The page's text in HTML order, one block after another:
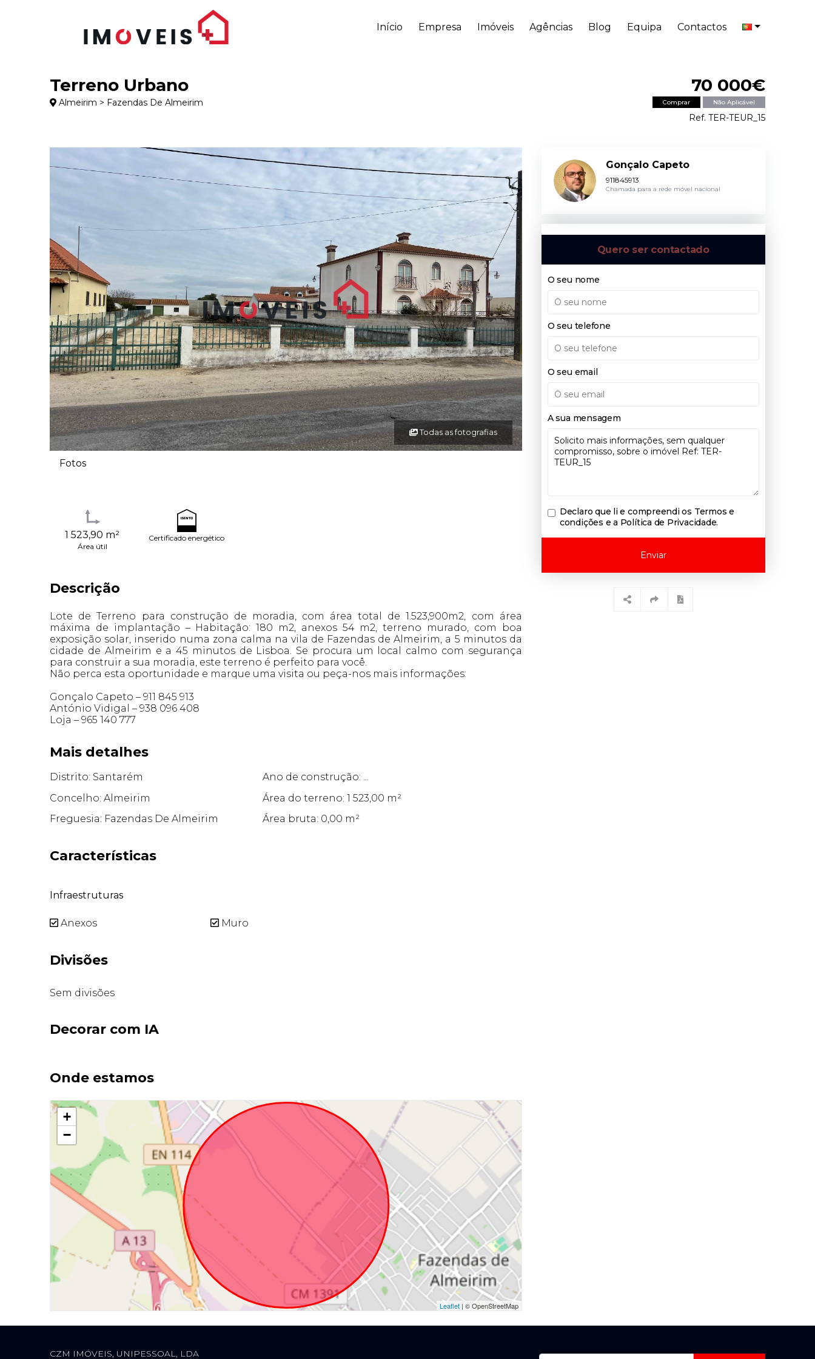
Início Empresa Imóveis Agências Blog Equipa Contactos
Terreno Urbano
Almeirim > Fazendas De Almeirim
70 000€
Comprar Não Aplicável
Ref. TER-TEUR_15
Todas as fotografias
Fotos
1 523,90 m²
Área útil
Certificado energético
Descrição
Lote de Terreno para construção de moradia, com área total de 1.523,900m2, com área
máxima de implantação – Habitação: 180 m2, anexos 54 m2, terreno murado, com boa
exposição solar, inserido numa zona calma na vila de Fazendas de Almeirim, a 5 minutos da
cidade de Almeirim e a 45 minutos de Lisboa. Se procura um local calmo com segurança
para construir a sua moradia, este terreno é perfeito para você.
Não perca esta oportunidade e marque uma visita ou peça-nos mais informações:
Gonçalo Capeto – 911 845 913
António Vidigal – 938 096 408
Loja – 965 140 777
Mais detalhes
Distrito: Santarém
Ano de construção: ...
Concelho: Almeirim
Área do terreno: 1 523,00 m²
Freguesia: Fazendas De Almeirim
Área bruta: 0,00 m²
Características
Infraestruturas
Anexos Muro
Divisões
Sem divisões
Decorar com IA
Onde estamos
+
−
Leaflet| © OpenStreetMap
Gonçalo Capeto
911845913
Chamada para a rede móvel nacional
Quero ser contactado
O seu nome
O seu telefone
O seu email
A sua mensagem
Declaro que li e compreendi os Termos e
condições e a Política de Privacidade.
Enviar
CZM IMÓVEIS, UNIPESSOAL, LDA